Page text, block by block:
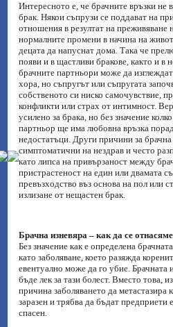
Интересното е, че брачните връзки не
брак. Някои съпрузи се поддават на
отношения в резултат на преживяване
нормалните промени в начина на
децата да напуснат дома. Така че
появи и в щастливи бракове, както и в
брачните партньори може да
хора, но съпругът или съпругата
собственото си ниско самочувствие,
конфликти или страх от интимност.
усилено за брака, но без значение
партньор ще има любовна връзка
недостатъци. Други причини за
симптоматични на нездрав и често
като липса на привързаност между
пристрастеност на един или двамата
превъзходство въз основа на пол или
излизане от нещастен брак.
Брачна изневяра – как да се
Без значение как е определена
като заболяване, което разяжда
евентуално може да го убие. Брачната
бъде лек за тази болест. Вместо това,
причина заболяването да метастазира
заразен и трябва да бъдат предприети
спасен.